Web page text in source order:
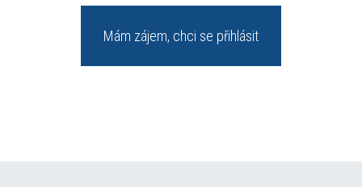
Mám zájem, chci se přihlásit